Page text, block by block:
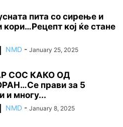
пита со сирење и
кори…Рецепт кој ќе стане
NMD - January 25, 2025
СОС КАКО ОД
прави за 5
и многу...
NMD - January 8, 2025